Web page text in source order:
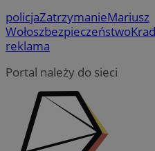
policjaZatrzymanieMariusz
Wołoszbezpieczeństwo
reklama
Portal należy do sieci